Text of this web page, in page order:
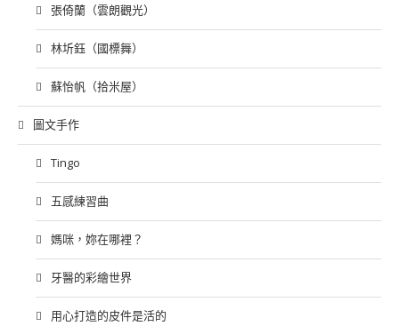
張倚蘭（雲朗觀光）
林圻鈺（國標舞）
蘇怡帆（拾米屋）
圖文手作
Tingo
五感練習曲
媽咪，妳在哪裡？
牙醫的彩繪世界
用心打造的皮件是活的